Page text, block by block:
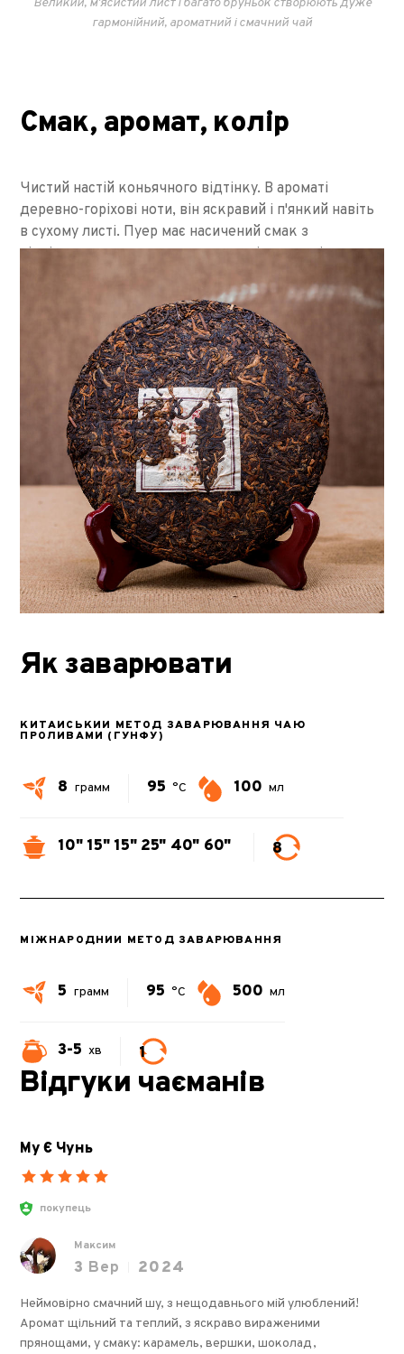
Великий, м'ясистий лист і багато бруньок створюють дуже
гармонійний, ароматний і смачний чай
Смак, аромат, колір
Чистий настій коньячного відтінку. В ароматі
деревно-горіхові ноти, він яскравий і п'янкий навіть
в сухому листі. Пуер має насичений смак з
відтінками шоколаду, чорносливу і сухого лісу.
Як заварювати
КИТАЙСЬКИЙ МЕТОД ЗАВАРЮВАННЯ ЧАЮ
ПРОЛИВАМИ (ГУНФУ)
8 грамм 95 °C 100 мл
10" 15" 15" 25" 40" 60" 8
МІЖНАРОДНИЙ МЕТОД ЗАВАРЮВАННЯ
5 грамм 95 °C 500 мл
3-5 хв 1
Відгуки чаєманів
Му Є Чунь
покупець
Максим
3 Вер 2024
Неймовірно смачний шу, з нещодавнього мій улюблений!
Аромат щільний та теплий, з яскраво вираженими
прянощами, у смаку: карамель, вершки, шоколад,